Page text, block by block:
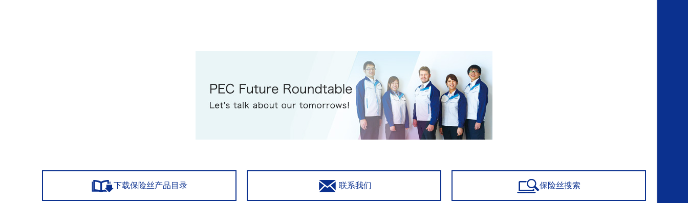
下载保险丝产品目录 联系我们 保险丝搜索